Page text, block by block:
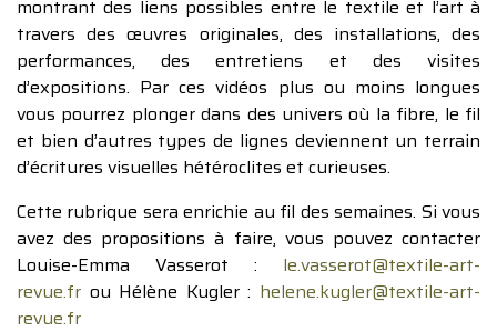
montrant des liens possibles entre le textile et l’art à
travers des œuvres originales, des installations, des
performances, des entretiens et des visites
d’expositions. Par ces vidéos plus ou moins longues
vous pourrez plonger dans des univers où la fibre, le fil
et bien d’autres types de lignes deviennent un terrain
d’écritures visuelles hétéroclites et curieuses.
Cette rubrique sera enrichie au fil des semaines. Si vous
avez des propositions à faire, vous pouvez contacter
Louise-Emma Vasserot : le.vasserot@textile-art-
revue.fr ou Hélène Kugler : helene.kugler@textile-art-
revue.fr